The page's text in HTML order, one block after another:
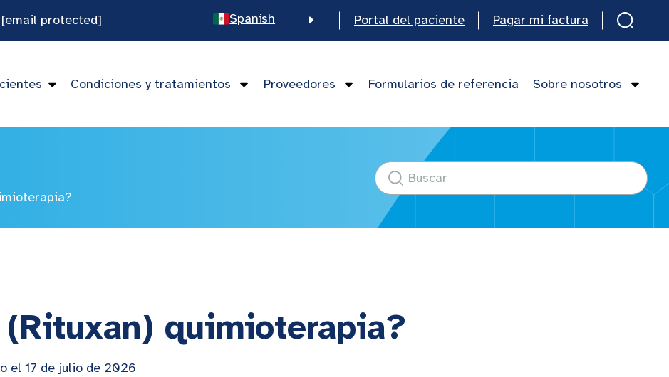
[email protected] Spanish Portal del paciente Pagar mi factura
Condiciones y tratamientos Proveedores Formularios de referencia Sobre nosotros
quimioterapia?
el 17 de julio de 2026